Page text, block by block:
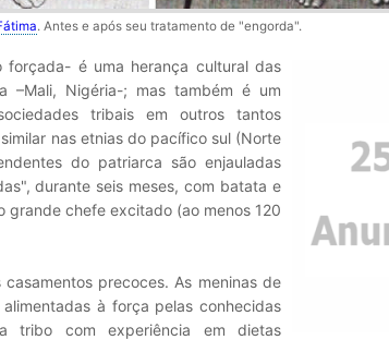
. Antes e após seu tratamento de "engorda".
forçada- é uma herança cultural das
–Mali, Nigéria-; mas também é um
tribais em outros tantos
nas etnias do pacífico sul (Norte
do patriarca são enjauladas
durante seis meses, com batata e
chefe excitado (ao menos 120
precoces. As meninas de
à força pelas conhecidas
tribo com experiência em dietas